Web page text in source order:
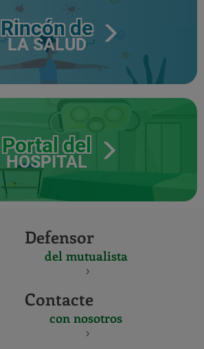
Rincón de
LA SALUD
Portal del
HOSPITAL
Defensor
del mutualista
Contacte
con nosotros